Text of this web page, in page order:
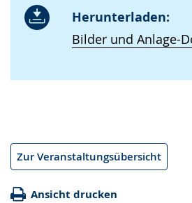
Herunterladen:
Bilder und Anlage-
Zur Veranstaltungsübersicht
Ansicht drucken